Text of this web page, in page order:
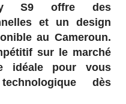
S9 offre des
et un design
au Cameroun.
sur le marché
idéale pour vous
dès